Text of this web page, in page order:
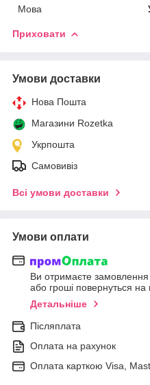
Мова
Приховати
Умови доставки
Нова Пошта
Магазини Rozetka
Укрпошта
Самовивіз
Всі умови доставки
Умови оплати
Ви отримаєте замовлення
або гроші повернуться на
Детальніше
Післяплата
Оплата на рахунок
Оплата карткою Visa,